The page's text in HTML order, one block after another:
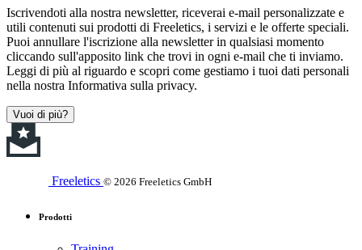
Iscrivendoti alla nostra newsletter, riceverai e-mail personalizzate e
utili contenuti sui prodotti di Freeletics, i servizi e le offerte speciali.
Puoi annullare l'iscrizione alla newsletter in qualsiasi momento
cliccando sull'apposito link che trovi in ogni e-mail che ti inviamo.
Leggi di più al riguardo e scopri come gestiamo i tuoi dati personali
nella nostra Informativa sulla privacy.
Vuoi di più?
Freeletics © 2026 Freeletics GmbH
Prodotti